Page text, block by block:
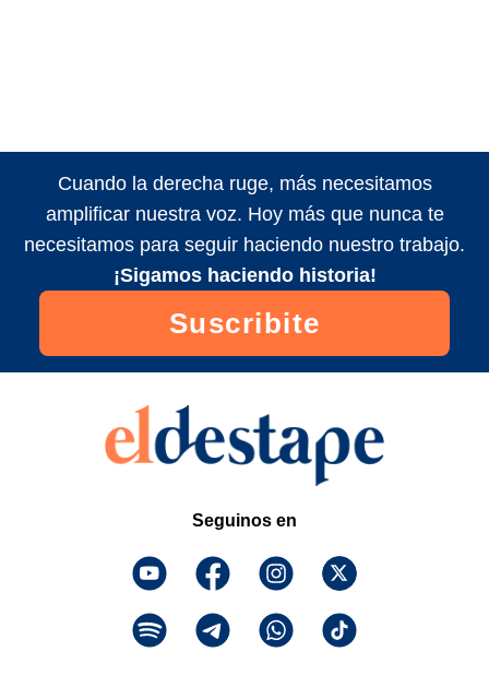
Cuando la derecha ruge, más necesitamos
amplificar nuestra voz. Hoy más que nunca te
necesitamos para seguir haciendo nuestro trabajo.
¡Sigamos haciendo historia!
Suscribite
Seguinos en